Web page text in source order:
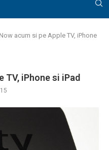
acum si pe Apple TV, iPhone
TV, iPhone si iPad